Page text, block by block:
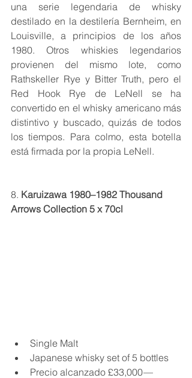
una serie legendaria de whisky
destilado en la destilería Bernheim, en
Louisville, a principios de los años
1980. Otros whiskies legendarios
provienen del mismo lote, como
Rathskeller Rye y Bitter Truth, pero el
Red Hook Rye de LeNell se ha
convertido en el whisky americano más
distintivo y buscado, quizás de todos
los tiempos. Para colmo, esta botella
está firmada por la propia LeNell.
8. Karuizawa 1980–1982 Thousand
Arrows Collection 5 x 70cl
Single Malt
Japanese whisky set of 5 bottles
Precio alcanzado £33,000 —